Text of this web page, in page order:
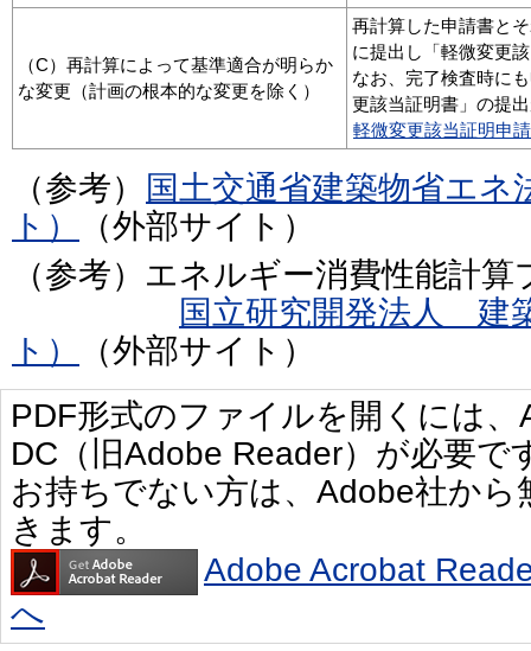
（C）再計算によって基準適合が明らか
な変更（計画の根本的な変更を除く）
再計算した申請書と
に提出し「軽微変更
なお、完了検査時に
更該当証明書」の提
軽微変更該当証明申
（参考）
国土交通省建築物省エ
ト）
（外部サイト）
（参考）エネルギー消費性能計
国立研究開発法人 建
ト）
（外部サイト）
PDF形式のファイルを開くには
DC（旧Adobe Reader）が必要で
お持ちでない方は、Adobe社か
きます。
Adobe Acrobat
へ